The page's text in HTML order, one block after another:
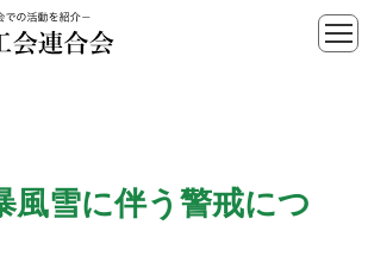
風雪に伴う警戒につ